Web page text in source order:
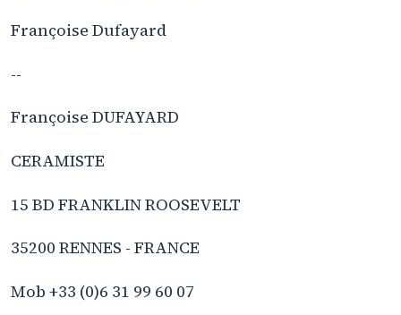
Françoise Dufayard
--
Françoise DUFAYARD
CERAMISTE
15 BD FRANKLIN ROOSEVELT
35200 RENNES - FRANCE
Mob +33 (0)6 31 99 60 07